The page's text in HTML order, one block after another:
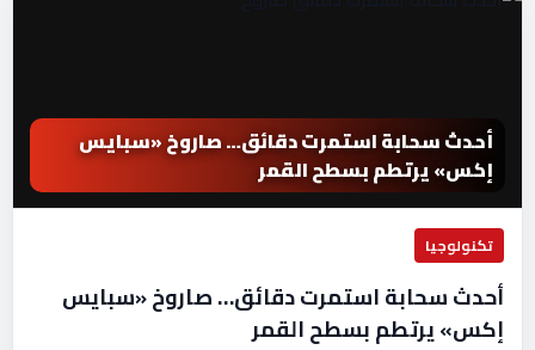
أحدث سحابة استمرت دقائق… صاروخ «سبايس
إكس» يرتطم بسطح القمر
تكنولوجيا
أحدث سحابة استمرت دقائق… صاروخ «سبايس
إكس» يرتطم بسطح القمر